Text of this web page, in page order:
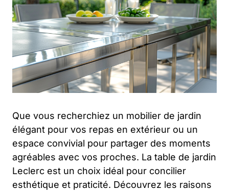
Que vous recherchiez un mobilier de jardin
élégant pour vos repas en extérieur ou un
espace convivial pour partager des moments
agréables avec vos proches. La table de jardin
Leclerc est un choix idéal pour concilier
esthétique et praticité. Découvrez les raisons